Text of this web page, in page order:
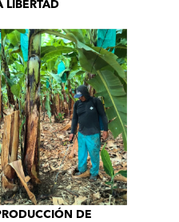
LIBERTAD
DE